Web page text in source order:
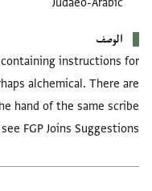
الوصف
instructions for
alchemical. There are
hand of the same scribe
FGP Joins Suggestions.